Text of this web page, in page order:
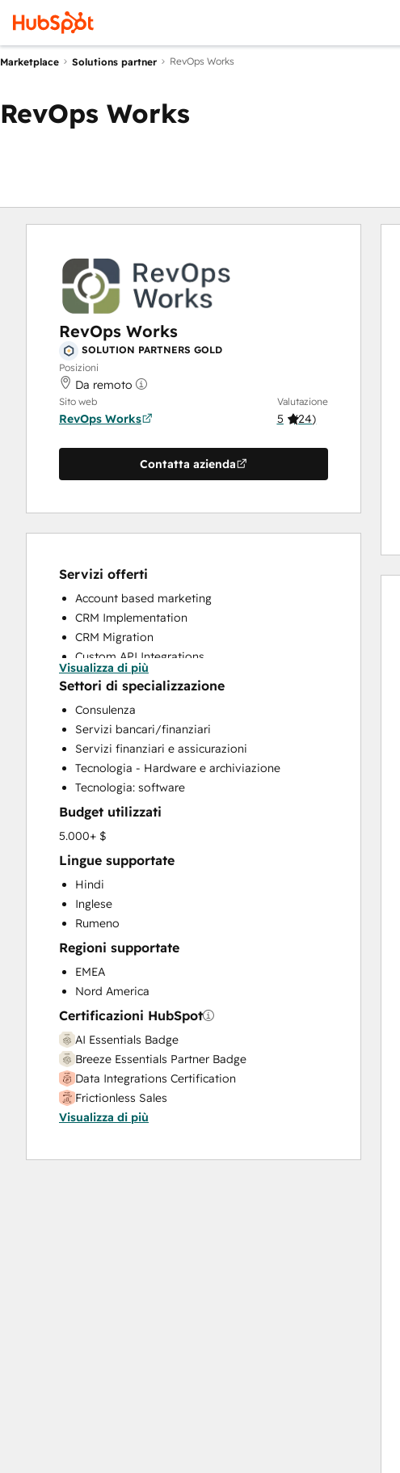
Marketplace Solutions partner RevOps Works
RevOps Works
RevOps Works
SOLUTION PARTNERS GOLD
Posizioni
Da remoto
Sito web
RevOps Works
Valutazione
5 (24)
Contatta azienda
Servizi offerti
Account based marketing
CRM Implementation
CRM Migration
Custom API Integrations
Customer Marketing
Customer Success Training
Customer Support Training
Customer Survey and Analysis
Email Marketing
Full Inbound Marketing Services
Help Desk Implementation
HubSpot Onboarding
Knowledge Base Development
Marketing Hub Professional Onboarding
Programmable Automation
Sales and Marketing Alignment
Sales Coaching and Training
Sales Enablement
Sales Hub Enterprise Onboarding
Sales Hub Professional Onboarding
Service Hub Professional Onboarding
Visualizza di più
Settori di specializzazione
Consulenza
Servizi bancari/finanziari
Servizi finanziari e assicurazioni
Tecnologia - Hardware e archiviazione
Tecnologia: software
Budget utilizzati
5.000+ $
Lingue supportate
Hindi
Inglese
Rumeno
Regioni supportate
EMEA
Nord America
Certificazioni HubSpot
AI Essentials Badge
Breeze Essentials Partner Badge
Data Integrations Certification
Frictionless Sales
HubSpot Sales Hub Software Certification
Inbound
Visualizza di più